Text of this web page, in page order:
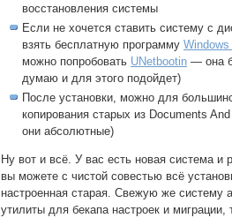
восстановления системы
Если не хочется ставить систему с
взять бесплатную программу Windows
можно попробовать UNetbootin — она
думаю и для этого подойдет)
После установки, можно для
копирования старых из Documents
они абсолютные)
Ну вот и всё. У вас есть новая система и
вы можете с чистой совестью всё
настроенная старая. Свежую же систему
утилиты для бекапа настроек и